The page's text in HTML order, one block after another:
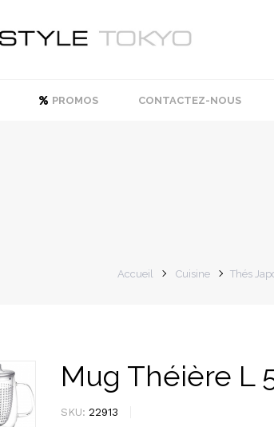
PROMOS CONTACTEZ-NOUS
Accueil Cuisine Thés
Mug Théière L
SKU: 22913